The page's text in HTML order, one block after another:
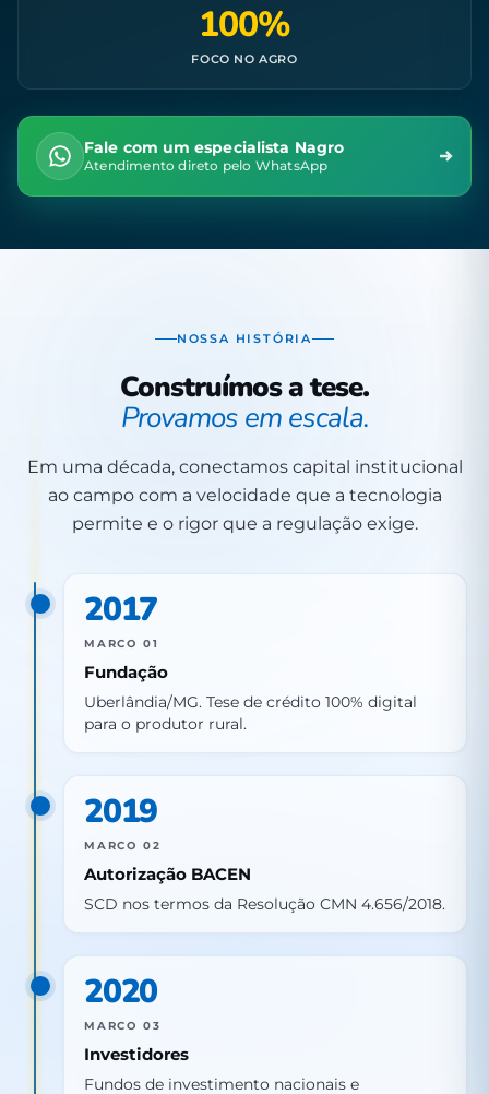
100%
FOCO NO AGRO
Fale com um especialista Nagro
Atendimento direto pelo WhatsApp
NOSSA HISTÓRIA
Construímos a tese.
Provamos em escala.
Em uma década, conectamos capital institucional
ao campo com a velocidade que a tecnologia
permite e o rigor que a regulação exige.
2017
MARCO 01
Fundação
Uberlândia/MG. Tese de crédito 100% digital
para o produtor rural.
2019
MARCO 02
Autorização BACEN
SCD nos termos da Resolução CMN 4.656/2018.
2020
MARCO 03
Investidores
Fundos de investimento nacionais e